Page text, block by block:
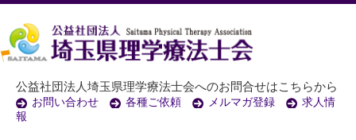
公益社団法人埼玉県理学療法士会へのお問合せはこちらから
お問い合わせ 各種ご依頼 メルマガ登録
求人情
報